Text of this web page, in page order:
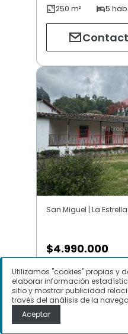
San Miguel | La Estrella
$4.990.000
Casa en
Estrella
Utilizamos "cookies" propias y
elaborar información
sitio y mostrar publicidad
través del análisis de la
Aceptar